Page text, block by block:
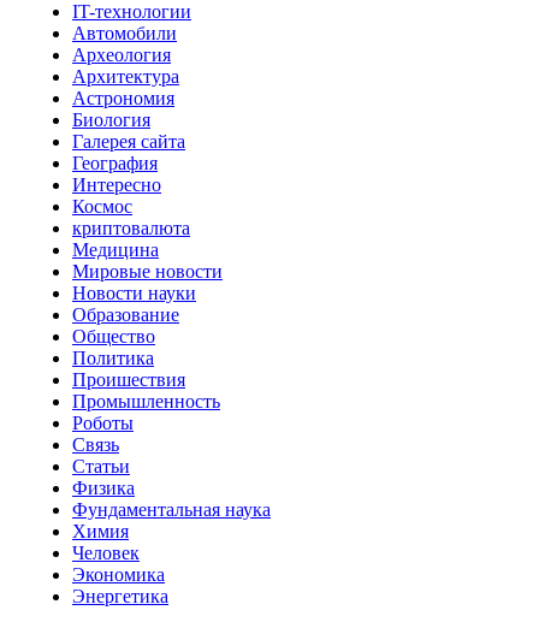
IT-технологии
Автомобили
Археология
Архитектура
Астрономия
Биология
Галерея сайта
География
Интересно
Космос
криптовалюта
Медицина
Мировые новости
Новости науки
Образование
Общество
Политика
Проишествия
Промышленность
Роботы
Связь
Статьи
Физика
Фундаментальная наука
Химия
Человек
Экономика
Энергетика